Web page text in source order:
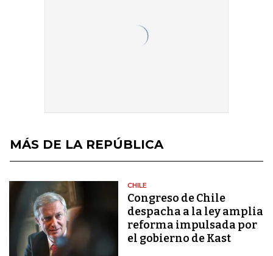
MÁS DE LA REPÚBLICA
CHILE
Congreso de Chile
despacha a la ley amplia
reforma impulsada por
el gobierno de Kast